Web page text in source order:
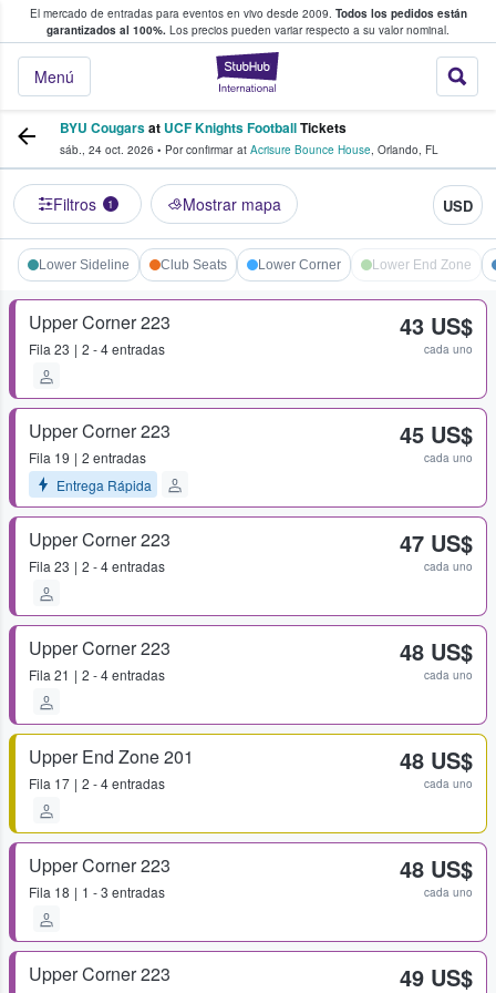
El mercado de entradas para eventos en vivo desde 2009. Todos los pedidos están
garantizados al 100%. Los precios pueden variar respecto a su valor nominal.
StubHub:
Menú
y venta de entradas entre fans
BYU Cougarsat UCF Knights FootballTickets
sáb., 24 oct. 2026 • Por confirmar at Acrisure Bounce House, Orlando, FL
Filtros 1 Mostrar mapa USD
Lower Sideline Club Seats Lower Corner Lower End Zone
Upper Corner 223
Fila 23 2 - 4 entradas
43 US$
cada uno
Upper Corner 223
Fila 19
2 entradas
Entrega Rápida
45 US$
cada uno
Upper Corner 223
Fila 23 2 - 4 entradas
47 US$
cada uno
Upper Corner 223
Fila 21 2 - 4 entradas
48 US$
cada uno
Upper End Zone 201
Fila 17 2 - 4 entradas
48 US$
cada uno
Upper Corner 223
Fila 18 1 - 3 entradas
48 US$
cada uno
Upper Corner 223 49 US$